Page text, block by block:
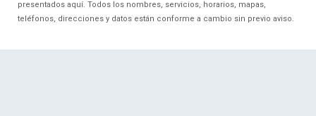
presentados aquí. Todos los nombres, servicios, horarios, mapas,
teléfonos, direcciones y datos están conforme a cambio sin previo aviso.